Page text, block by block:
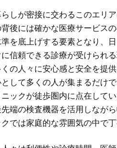
しが密接に交わるこのエリ
背後には確かな医療サービス
を底上げする要素となり、
信頼できる診療が受けられ
の人々に安心感と安全を提
して多くの人が集まるだけ
ックが徒歩圏内に点在して
端の検査機器を活用しなが
では家庭的な雰囲気の中で